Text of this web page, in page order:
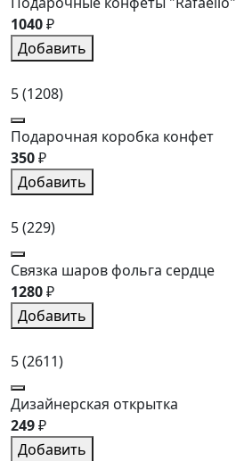
1040₽
Добавить
5(1208)
Подарочная коробка конфет
350₽
Добавить
5(229)
Связка шаров фольга сердце
1280₽
Добавить
5(2611)
Дизайнерская открытка
249₽
Добавить